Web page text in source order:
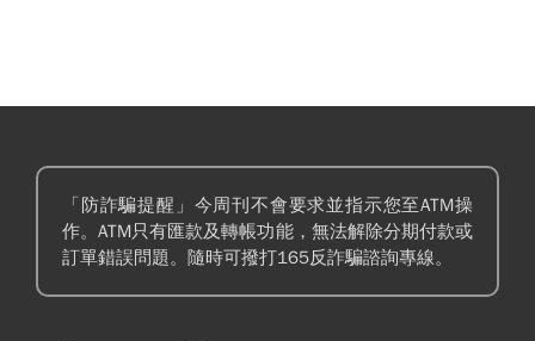
「防詐騙提醒」今周刊不會要求並指示您至ATM操
作。ATM只有匯款及轉帳功能，無法解除分期付款或
訂單錯誤問題。隨時可撥打165反詐騙諮詢專線。